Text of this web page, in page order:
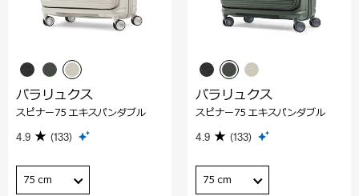
パラリュクス
スピナー75 エキスパンダブル
4.9 (133)
75 cm
パラリュクス
スピナー75 エキスパンダブル
4.9 (133)
75 cm